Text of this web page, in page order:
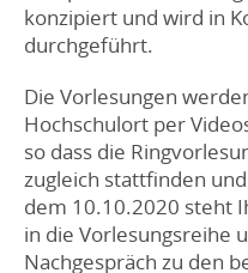
konzipiert und wird in
durchgeführt.
Die Vorlesungen
Hochschulort per
so dass die
zugleich stattfinden
dem 10.10.2020 steht
in die Vorlesungsreihe
Nachgespräch zu den